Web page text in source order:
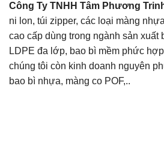
Công Ty TNHH Tâm Phương
ni lon, túi zipper, các loại màng
cao cấp dùng trong ngành sản xuất
LDPE đa lớp, bao bì mềm phức
chúng tôi còn kinh doanh nguyên
bao bì nhựa, màng co POF,..